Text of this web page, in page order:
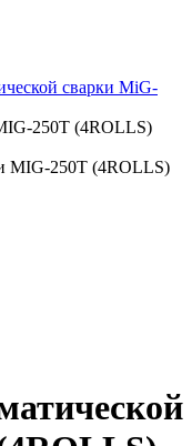
сварки MiG-
250T (4ROLLS)